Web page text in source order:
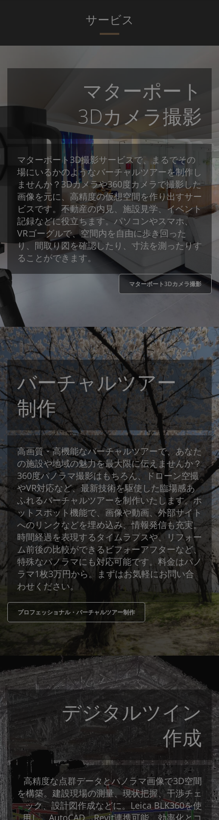
サービス
マターポート
3Dカメラ撮影
マターポート3D撮影サービスで、まるでその
場にいるかのようなバーチャルツアーを制作し
ませんか？3Dカメラや360度カメラで撮影した
画像を元に、高精度の仮想空間を作り出すサー
ビスです。不動産の内見、施設見学、イベント
記録などに役立ちます。パソコンやスマホ、
VRゴーグルで、空間内を自由に歩き回った
り、間取り図を確認したり、寸法を測ったりす
ることができます。
マターポート3Dカメラ撮影
バーチャルツアー
制作
高画質・高機能なバーチャルツアーで、あなた
の施設や地域の魅力を最大限に伝えませんか？
360度パノラマ撮影はもちろん、ドローン空撮
やVR対応など、最新技術を駆使した臨場感あ
ふれるバーチャルツアーを制作いたします。ホ
ットスポット機能で、画像や動画、外部サイト
へのリンクなどを埋め込み、情報発信も充実。
時間経過を表現するタイムラプスや、リフォー
ム前後の比較ができるビフォーアフターなど、
特殊なパノラマにも対応可能です。料金はパノ
ラマ1枚3万円から。まずはお気軽にお問い合
わせください。
プロフェッショナル・バーチャルツアー制作
デジタルツイン
作成
高精度な点群データとパノラマ画像で3D空間
を構築。建設現場の測量、現状把握、干渉チェ
ック、設計図作成などに。Leica BLK360を使
用し、AutoCAD、Revit連携可能。効率化とコ